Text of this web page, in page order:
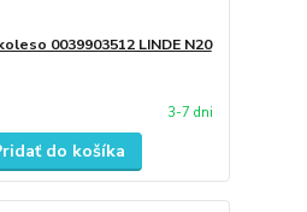
0039903512 LINDE N20
3-7 dni
do košíka